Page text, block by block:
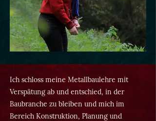
Ich schloss meine Metallbaulehre mit
Verspätung ab und entschied, in der
Baubranche zu bleiben und mich im
Bereich Konstruktion, Planung und